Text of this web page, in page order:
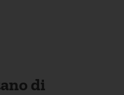
di